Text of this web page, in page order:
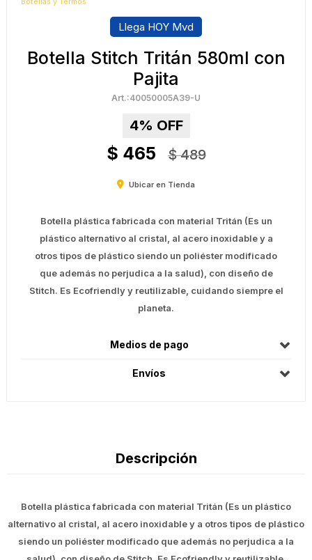
Botellas y Termos
Llega HOY Mvd
Botella Stitch Tritán 580ml con
Pajita
40050005A39-U
4
$ 465 $ 489
Ubicar en Tienda
Botella plástica fabricada con material Tritán (Es un
plástico alternativo al cristal, al acero inoxidable y a
otros tipos de plástico siendo un poliéster modificado
que además no perjudica a la salud), con diseño de
Stitch. Es Ecofriendly y reutilizable, cuidando siempre el
planeta.
Medios de pago
Envíos
Descripción
Botella plástica fabricada con material Tritán (Es un plástico
alternativo al cristal, al acero inoxidable y a otros tipos de plástico
siendo un poliéster modificado que además no perjudica a la